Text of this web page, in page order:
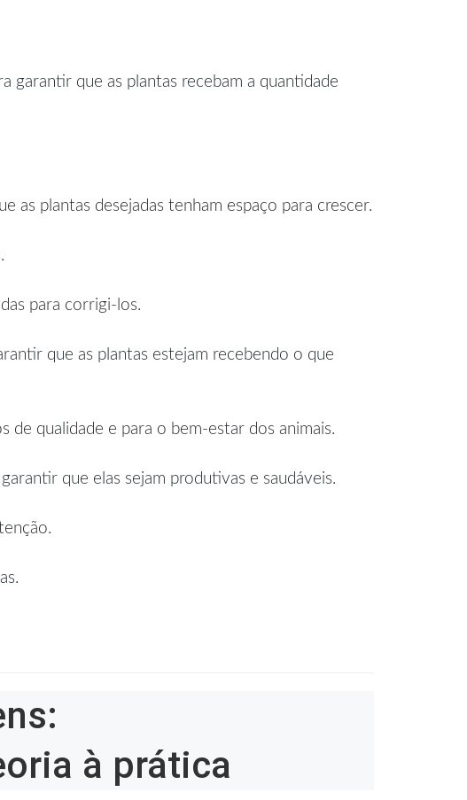
garantir que as plantas recebam a quantidade
as plantas desejadas tenham espaço para crescer.
para corrigi-los.
que as plantas estejam recebendo o que
de qualidade e para o bem-estar dos animais.
que elas sejam produtivas e saudáveis.
à prática